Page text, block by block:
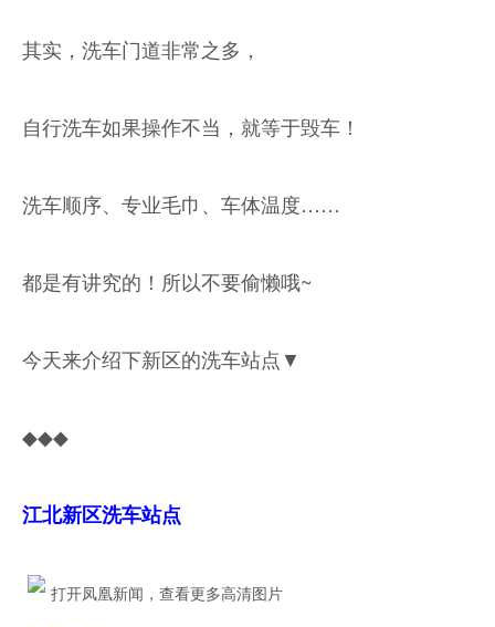
其实，洗车门道非常之多，
自行洗车如果操作不当，就等于毁车！
洗车顺序、专业毛巾、车体温度……
都是有讲究的！所以不要偷懒哦~
今天来介绍下新区的洗车站点▼
◆◆◆
江北新区洗车站点
打开凤凰新闻，查看更多高清图片